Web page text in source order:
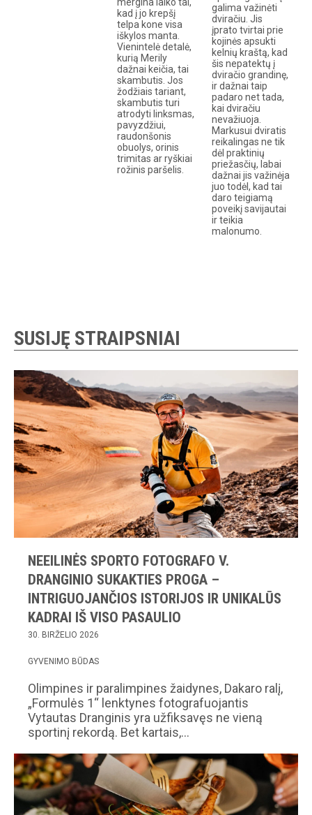
galima važinėti
dviračiu. Jis
įprato tvirtai prie
kojinės apsukti
kelnių kraštą, kad
šis nepatektų į
dviračio grandinę,
ir dažnai taip
padaro net tada,
kai dviračiu
nevažiuoja.
Markusui dviratis
reikalingas ne tik
dėl praktinių
priežasčių, labai
dažnai jis važinėja
juo todėl, kad tai
daro teigiamą
poveikį savijautai
ir teikia
malonumo.
mergina laiko tai,
kad į jo krepšį
telpa kone visa
iškylos manta.
Vienintelė detalė,
kurią Merily
dažnai keičia, tai
skambutis. Jos
žodžiais tariant,
skambutis turi
atrodyti linksmas,
pavyzdžiui,
raudonšonis
obuolys, orinis
trimitas ar ryškiai
rožinis paršelis.
SUSIJĘ STRAIPSNIAI
NEEILINĖS SPORTO FOTOGRAFO V.
DRANGINIO SUKAKTIES PROGA –
INTRIGUOJANČIOS ISTORIJOS IR UNIKALŪS
KADRAI IŠ VISO PASAULIO
30. BIRŽELIO 2026
GYVENIMO BŪDAS
Olimpines ir paralimpines žaidynes, Dakaro ralį,
„Formulės 1“ lenktynes fotografuojantis
Vytautas Dranginis yra užfiksavęs ne vieną
sportinį rekordą. Bet kartais,…